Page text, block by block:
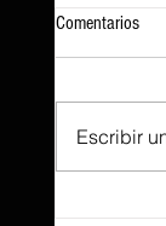
Comentarios
Escribir